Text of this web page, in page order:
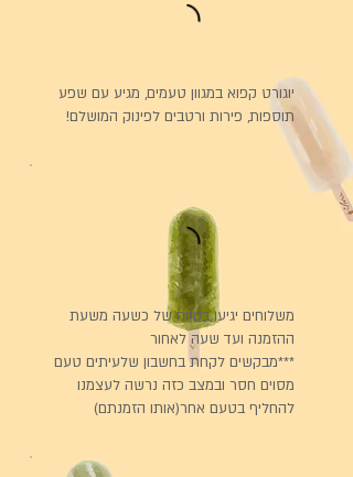
יוגורט קפוא במגוון טעמים, מגיע עם שפע
תוספות, פירות ורטבים לפינוק המושלם!
משלוחים יגיעו בטווח של כשעה משעת
ההזמנה ועד שעה לאחור
***מבקשים לקחת בחשבון שלעיתים טעם
מסוים חסר ובמצב כזה נרשה לעצמנו
להחליף בטעם אחר(אותו הזמנתם)